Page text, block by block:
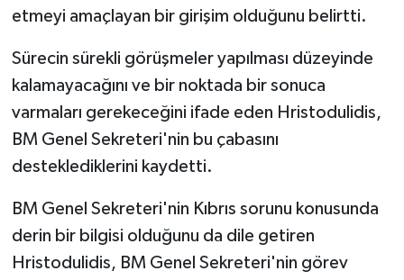
etmeyi amaçlayan bir girişim olduğunu belirtti.
Sürecin sürekli görüşmeler yapılması düzeyinde
kalamayacağını ve bir noktada bir sonuca
varmaları gerekeceğini ifade eden Hristodulidis,
BM Genel Sekreteri'nin bu çabasını
desteklediklerini kaydetti.
BM Genel Sekreteri'nin Kıbrıs sorunu konusunda
derin bir bilgisi olduğunu da dile getiren
Hristodulidis, BM Genel Sekreteri'nin görev